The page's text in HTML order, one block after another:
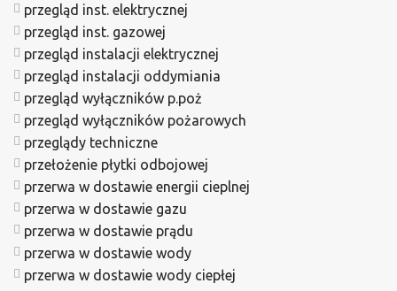
przegląd inst. elektrycznej
przegląd inst. gazowej
przegląd instalacji elektrycznej
przegląd instalacji oddymiania
przegląd wyłączników p.poż
przegląd wyłączników pożarowych
przeglądy techniczne
przełożenie płytki odbojowej
przerwa w dostawie energii cieplnej
przerwa w dostawie gazu
przerwa w dostawie prądu
przerwa w dostawie wody
przerwa w dostawie wody ciepłej